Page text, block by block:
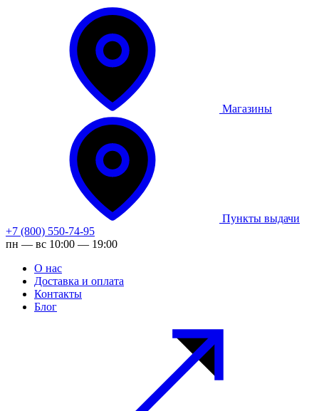
Магазины
Пункты выдачи
+7 (800) 550-74-95
пн — вс 10:00 — 19:00
О нас
Доставка и оплата
Контакты
Блог